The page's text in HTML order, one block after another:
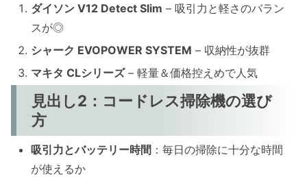
ダイソン V12 Detect Slim – 吸引力と軽さのバラン
スが◎
シャーク EVOPOWER SYSTEM – 収納性が抜群
マキタ CLシリーズ– 軽量＆価格控えめで人気
見出し2：コードレス掃除機の選び
方
吸引力とバッテリー時間 ：毎日の掃除に十分な時間
が使えるか